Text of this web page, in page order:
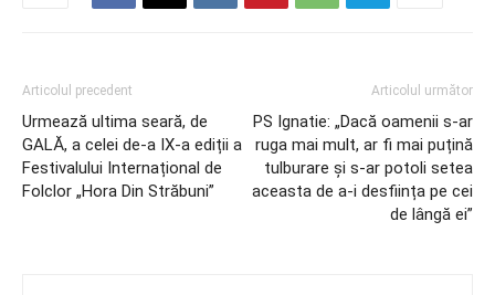
Articolul precedent
Urmează ultima seară, de
GALĂ, a celei de-a IX-a ediții a
Festivalului Internațional de
Folclor „Hora Din Străbuni”
Articolul următor
PS Ignatie: „Dacă oamenii s-ar
ruga mai mult, ar fi mai puțină
tulburare și s-ar potoli setea
aceasta de a-i desființa pe cei
de lângă ei”